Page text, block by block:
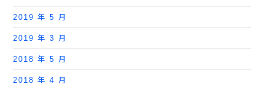
2019 年 5 月
2019 年 3 月
2018 年 5 月
2018 年 4 月